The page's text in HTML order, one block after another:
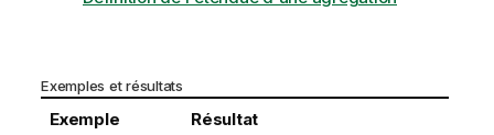
Exemples et résultats
Exemple Résultat